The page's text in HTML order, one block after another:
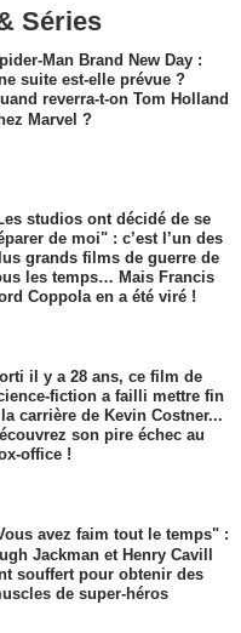
Séries
Man Brand New Day :
suite est-elle prévue ?
reverra-t-on Tom Holland
Marvel ?
studios ont décidé de se
de moi" : c’est l’un des
grands films de guerre de
les temps… Mais Francis
Coppola en a été viré !
il y a 28 ans, ce film de
fiction a failli mettre fin
carrière de Kevin Costner...
son pire échec au
office !
avez faim tout le temps" :
Jackman et Henry Cavill
souffert pour obtenir des
de super-héros